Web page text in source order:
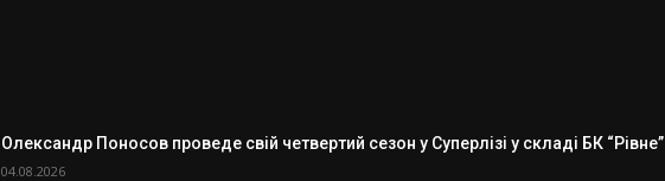
Олександр Поносов проведе свій четвертий сезон у Суперлізі у складі БК “Рівне”
04.08.2026